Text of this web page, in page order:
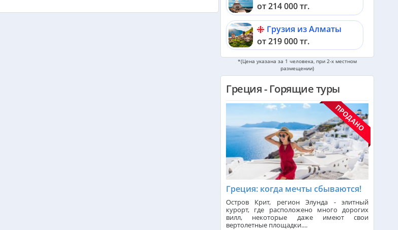
от 214 000 тг.
Грузия из Алматы
от 219 000 тг.
Мальдивы из Алматы
от 581 000 тг.
от 508 000 тг.
ОАЭ из Алматы
от 252 000 тг.
Кипр из Алматы
от 341 000 тг.
Шри-Ланка из Алматы
от 560 000 тг.
*(Цена указана за 1 человека, при 2-х местном
размещении)
Греция - Горящие туры
Греция: когда мечты сбываются!
Остров Крит, регион Элунда - элитный
курорт, где расположено много дорогих
вилл, некоторые даже имеют свои
вертолетные площадки....